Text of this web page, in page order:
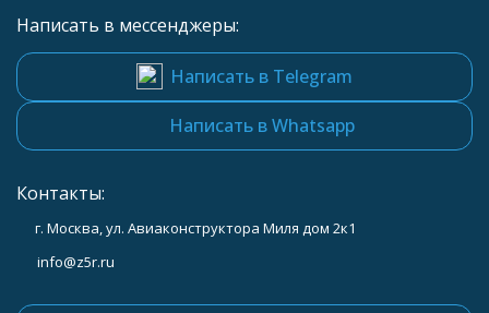
Написать в мессенджеры:
Написать в Telegram
Написать в Whatsapp
Контакты:
г. Москва, ул. Авиаконструктора Миля дом 2к1
info@z5r.ru